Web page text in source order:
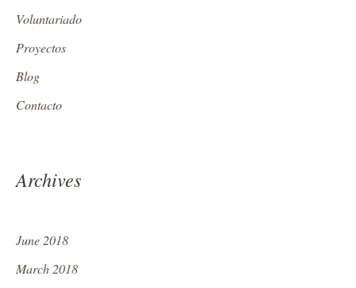
Voluntariado
Proyectos
Blog
Contacto
Archives
June 2018
March 2018